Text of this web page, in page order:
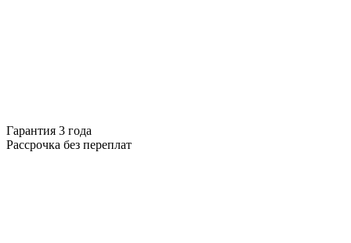
Гарантия 3 года
Рассрочка без переплат